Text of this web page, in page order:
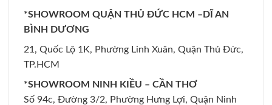
*SHOWROOM QUẬN THỦ ĐỨC HCM –DĨ AN
BÌNH DƯƠNG
21, Quốc Lộ 1K, Phường Linh Xuân, Quận Thủ Đức,
TP.HCM
*SHOWROOM NINH KIỀU – CẦN THƠ
Số 94c, Đường 3/2, Phường Hưng Lợi, Quận Ninh